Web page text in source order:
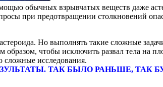
обычных взрывчатых веществ даже
при предотвращении столкновений
Но выполнять такие сложные
чтобы исключить развал тела на
сложные исследования.
ТАК БЫЛО РАНЬШЕ, ТАК